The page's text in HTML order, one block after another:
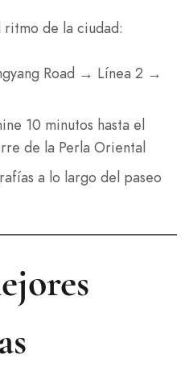
de la ciudad:
Road → Línea 2 →
10 minutos hasta el
de la Perla Oriental
a lo largo del paseo